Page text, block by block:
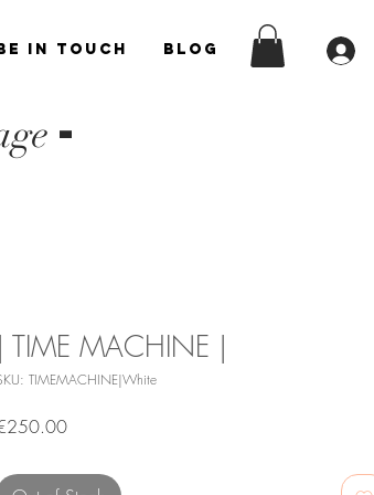
in Touch Blog
-
| TIME MACHINE |
TIMEMACHINE|White
Price